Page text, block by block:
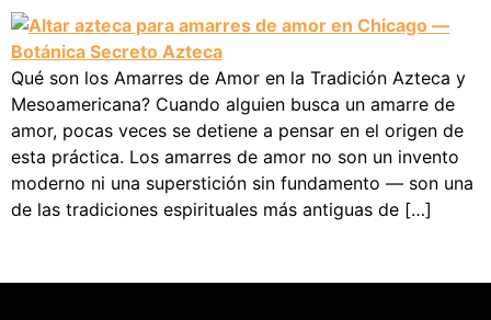
Qué son los Amarres de Amor en la Tradición Azteca y
Mesoamericana? Cuando alguien busca un amarre de
amor, pocas veces se detiene a pensar en el origen de
esta práctica. Los amarres de amor no son un invento
moderno ni una superstición sin fundamento — son una
de las tradiciones espirituales más antiguas de […]